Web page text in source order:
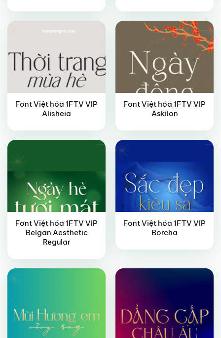
Font Việt hóa 1FTV VIP
Alisheia
Font Việt hóa 1FTV VIP
Askilon
VIP
Font Việt hóa 1FTV VIP
Belgan Aesthetic
Regular
VIP
Font Việt hóa 1FTV VIP
Borcha
VIP